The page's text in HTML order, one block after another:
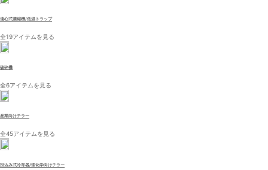
遠心式濃縮機/低温トラップ
全19アイテムを見る
破砕機
全6アイテムを見る
産業向けチラー
全45アイテムを見る
投込み式冷却器/理化学向けチラー